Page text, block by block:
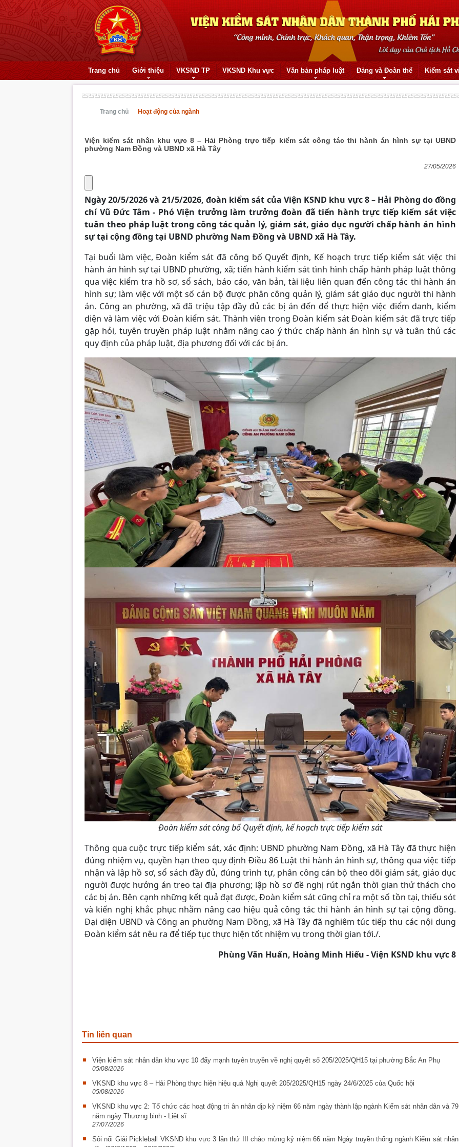
Trang chủ Giới thiệu VKSND TP VKSND Khu vực Văn bản pháp luật Đảng và Đoàn thể Kiểm sát
Trang chủ Hoạt động của ngành
Viện kiểm sát nhân khu vực 8 – Hải Phòng trực tiếp kiểm sát công tác thi hành án hình sự tại UBND
phường Nam Đồng và UBND xã Hà Tây
27/05/2026
Ngày 20/5/2026 và 21/5/2026, đoàn kiểm sát của Viện KSND khu vực 8 – Hải Phòng do đồng
chí Vũ Đức Tâm - Phó Viện trưởng làm trưởng đoàn đã tiến hành trực tiếp kiểm sát việc
tuân theo pháp luật trong công tác quản lý, giám sát, giáo dục người chấp hành án hình
sự tại cộng đồng tại UBND phường Nam Đồng và UBND xã Hà Tây.
Tại buổi làm việc, Đoàn kiểm sát đã công bố Quyết định, Kế hoạch trực tiếp kiểm sát việc thi
hành án hình sự tại UBND phường, xã; tiến hành kiểm sát tình hình chấp hành pháp luật thông
qua việc kiểm tra hồ sơ, sổ sách, báo cáo, văn bản, tài liệu liên quan đến công tác thi hành án
hình sự; làm việc với một số cán bộ được phân công quản lý, giám sát giáo dục người thi hành
án. Công an phường, xã đã triệu tập đầy đủ các bị án đến để thực hiện việc điểm danh, kiểm
diện và làm việc với Đoàn kiểm sát. Thành viên trong Đoàn kiểm sát Đoàn kiểm sát đã trực tiếp
gặp hỏi, tuyên truyền pháp luật nhằm nâng cao ý thức chấp hành án hình sự và tuân thủ các
quy định của pháp luật, địa phương đối với các bị án.
Đoàn kiểm sát công bố Quyết định, kế hoạch trực tiếp kiểm sát
Thông qua cuộc trực tiếp kiểm sát, xác định: UBND phường Nam Đồng, xã Hà Tây đã thực hiện
đúng nhiệm vụ, quyền hạn theo quy định Điều 86 Luật thi hành án hình sự, thông qua việc tiếp
nhận và lập hồ sơ, sổ sách đầy đủ, đúng trình tự, phân công cán bộ theo dõi giám sát, giáo dục
người được hưởng án treo tại địa phương; lập hồ sơ đề nghị rút ngắn thời gian thử thách cho
các bị án. Bên cạnh những kết quả đạt được, Đoàn kiểm sát cũng chỉ ra một số tồn tại, thiếu sót
và kiến nghị khắc phục nhằm nâng cao hiệu quả công tác thi hành án hình sự tại cộng đồng.
Đại diện UBND và Công an phường Nam Đồng, xã Hà Tây đã nghiêm túc tiếp thu các nội dung
Đoàn kiểm sát nêu ra để tiếp tục thực hiện tốt nhiệm vụ trong thời gian tới./.
Phùng Văn Huấn, Hoàng Minh Hiếu - Viện KSND khu vực 8
Tin liên quan
Viện kiểm sát nhân dân khu vực 10 đẩy mạnh tuyên truyền về nghị quyết số 205/2025/QH15 tại phường Bắc An Phụ
05/08/2026
VKSND khu vực 8 – Hải Phòng thực hiện hiệu quả Nghị quyết 205/2025/QH15 ngày 24/6/2025 của Quốc hội
05/08/2026
VKSND khu vực 2: Tổ chức các hoạt động tri ân nhân dịp kỷ niệm 66 năm ngày thành lập ngành Kiểm sát nhân dân và 79
năm ngày Thương binh - Liệt sĩ
27/07/2026
Sôi nổi Giải Pickleball VKSND khu vực 3 lần thứ III chào mừng kỷ niệm 66 năm Ngày truyền thống ngành Kiểm sát nhân